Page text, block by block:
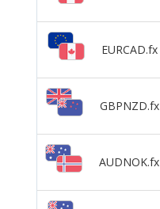
EURCAD.fx
GBPNZD.fx
AUDNOK.fx